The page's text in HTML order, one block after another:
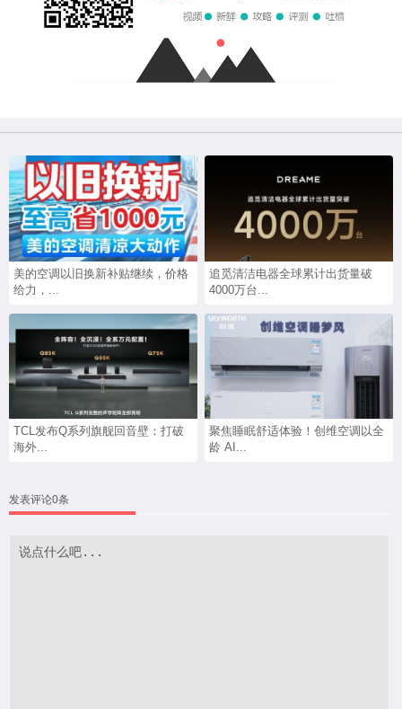
美的空调以旧换新补贴继续，价格
给力，...
追觅清洁电器全球累计出货量破
4000万台...
TCL发布Q系列旗舰回音壁：打破
海外...
聚焦睡眠舒适体验！创维空调以全
龄 AI...
发表评论0条